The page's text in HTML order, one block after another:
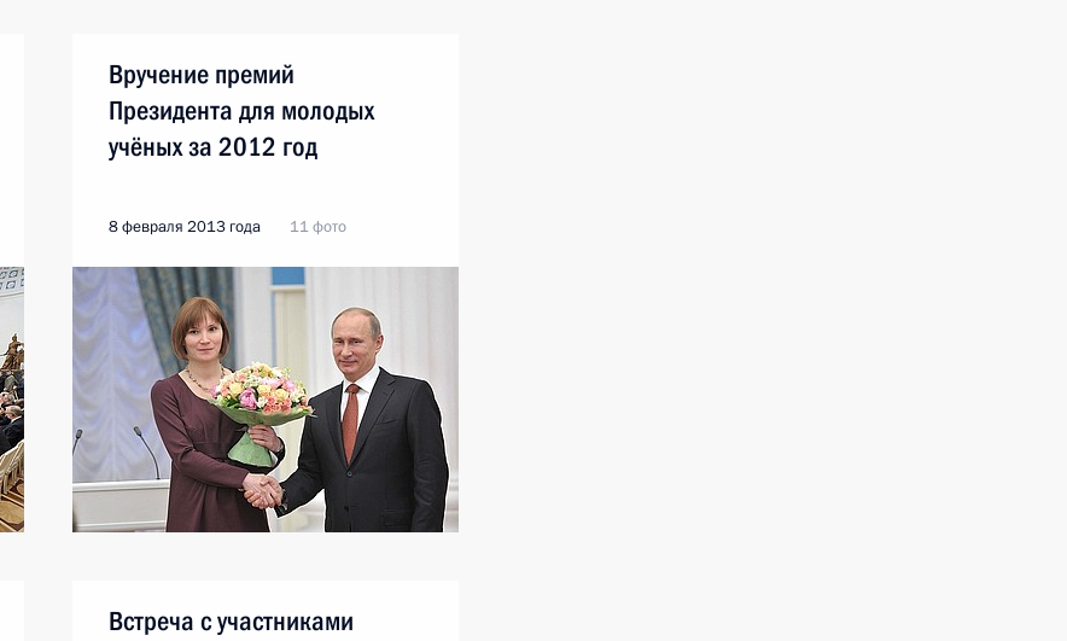
Вручение премий
Президента для молодых
учёных за 2012 год
8 февраля 2013 года 11 фото
Встреча с участниками